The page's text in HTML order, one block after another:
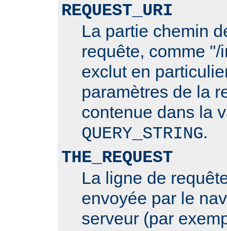
REQUEST_URI
La partie chemin
requête, comme
exclut en
paramètres de la
contenue dans la
QUERY_STRING.
THE_REQUEST
La ligne de
envoyée par le
serveur (par